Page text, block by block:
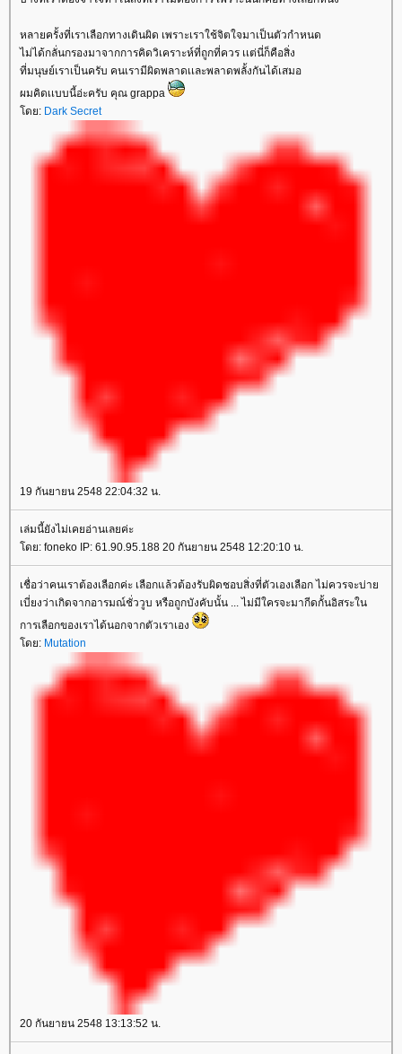
หลายครั้งที่เราเลือกทางเดินผิด เพราะเราใช้จิตใจมาเป็นตัวกำหนด
ไม่ได้กลั่นกรองมาจากการคิดวิเคราะห์ที่ถูกที่ควร เเต่นี่ก็คือสิ่ง
ที่มนุษย์เราเป็นครับ คนเรามีผิดพลาดเเละพลาดพลั้งกันได้เสมอ
ผมคิดเเบบนี้อ่ะครับ คุณ grappa
ดย: Dark Secret
19 กันยายน 2548 22:04:32 น.
เล่มนี้ยังไม่เคยอ่านเลยค่ะ
ดย: foneko IP: 61.90.95.188 20 กันยายน 2548 12:20:10 น.
เชื่อว่าคนเราต้องเลือกค่ะ เลือกแล้วต้องรับผิดชอบสิ่งที่ตัวเองเลือก ไม่ควรจะบ่า
เบี่ยงว่าเกิดจากอารมณ์ชั่ววูบ หรือถูกบังคับนั้น ... ไม่มีใครจะมากีดกั้นอิสระใน
การเลือกของเราได้นอกจากตัวเราเอง
ดย: Mutation
20 กันยายน 2548 13:13:52 น.